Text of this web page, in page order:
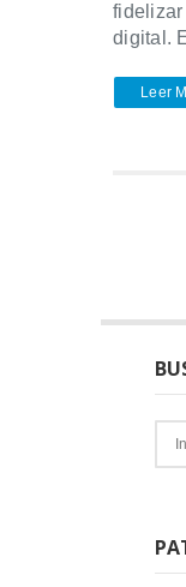
digital.
Leer